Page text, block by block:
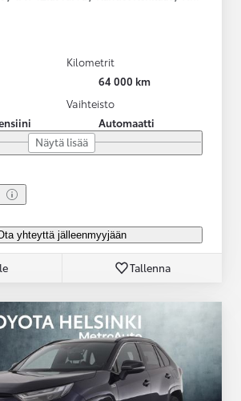
Kilometrit
64 000 km
Vaihteisto
Automaatti
Näytä lisää
yhteyttä jälleenmyyjään
Tallenna